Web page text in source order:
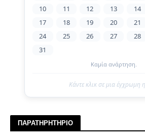
10
11 12 13 14
17
18 19 20 21
24
25 26 27 28
31
Καμία ανάρτηση.
Κάντε κλικ σε μια έγχρωμη
ΠΑΡΑΤΗΡΗΤΗΡΙΟ